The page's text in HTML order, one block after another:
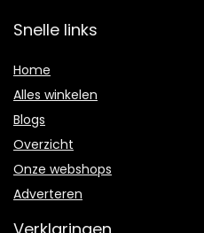
Snelle links
Home
Alles winkelen
Blogs
Overzicht
Onze webshops
Adverteren